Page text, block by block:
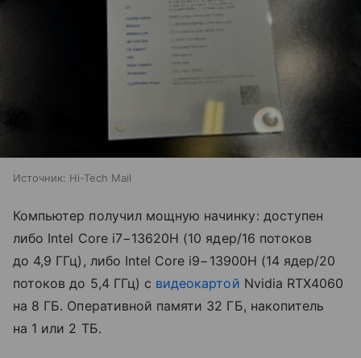
Источник: Hi-Tech Mail
Компьютер получил мощную начинку: доступен
либо Intel Core i7−13620H (10 ядер/16 потоков
до 4,9 ГГц), либо Intel Core i9−13900H (14 ядер/20
потоков до 5,4 ГГц) с видеокартой Nvidia RTX4060
на 8 ГБ. Оперативной памяти 32 ГБ, накопитель
на 1 или 2 ТБ.